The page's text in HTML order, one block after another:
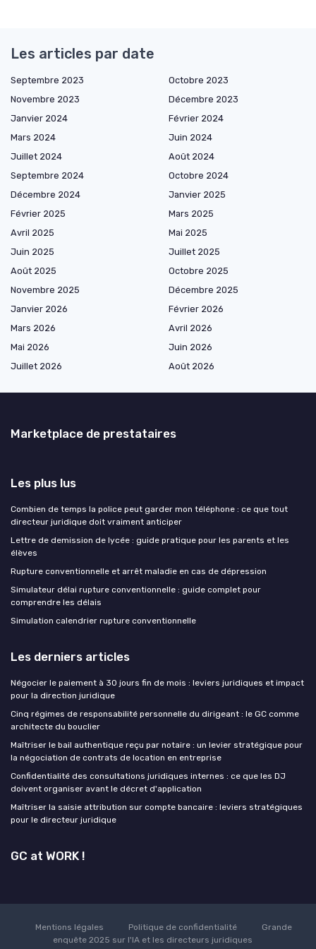
Les articles par date
Septembre 2023
Octobre 2023
Novembre 2023
Décembre 2023
Janvier 2024
Février 2024
Mars 2024
Juin 2024
Juillet 2024
Août 2024
Septembre 2024
Octobre 2024
Décembre 2024
Janvier 2025
Février 2025
Mars 2025
Avril 2025
Mai 2025
Juin 2025
Juillet 2025
Août 2025
Octobre 2025
Novembre 2025
Décembre 2025
Janvier 2026
Février 2026
Mars 2026
Avril 2026
Mai 2026
Juin 2026
Juillet 2026
Août 2026
Marketplace de prestataires
Les plus lus
Combien de temps la police peut garder mon téléphone : ce que tout
directeur juridique doit vraiment anticiper
Lettre de demission de lycée : guide pratique pour les parents et les
élèves
Rupture conventionnelle et arrêt maladie en cas de dépression
Simulateur délai rupture conventionnelle : guide complet pour
comprendre les délais
Simulation calendrier rupture conventionnelle
Les derniers articles
Négocier le paiement à 30 jours fin de mois : leviers juridiques et impact
pour la direction juridique
Cinq régimes de responsabilité personnelle du dirigeant : le GC comme
architecte du bouclier
Maîtriser le bail authentique reçu par notaire : un levier stratégique pour
la négociation de contrats de location en entreprise
Confidentialité des consultations juridiques internes : ce que les DJ
doivent organiser avant le décret d'application
Maîtriser la saisie attribution sur compte bancaire : leviers stratégiques
pour le directeur juridique
GC at WORK !
Mentions légales Politique de confidentialité
Grande
enquête 2025 sur l'IA et les directeurs juridiques